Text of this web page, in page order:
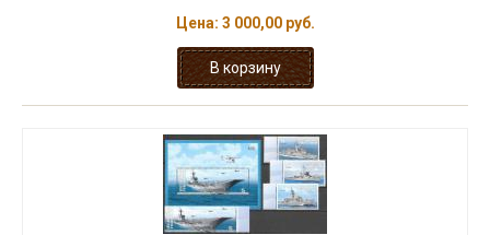
Цена: 3 000,00 руб.